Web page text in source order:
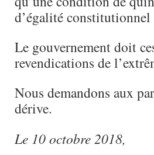
d’égalité
Le gouvernement doit
revendications de
Nous demandons aux
dérive.
Le 10 octobre 2018,